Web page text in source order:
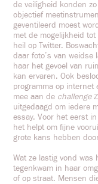
de veiligheid konden
objectief
geventileerd moest
met de mogelijkheid
heil op Twitter.
daar foto’s van weidse
haar het gevoel van
kan ervaren. Ook
programma op internet
mee aan de challenge
uitgedaagd om iedere
essay. Voor het eerst
het helpt om fijne
grote kans hebben
Wat ze lastig vond was
tegenkwam in haar
of op straat. Mensen